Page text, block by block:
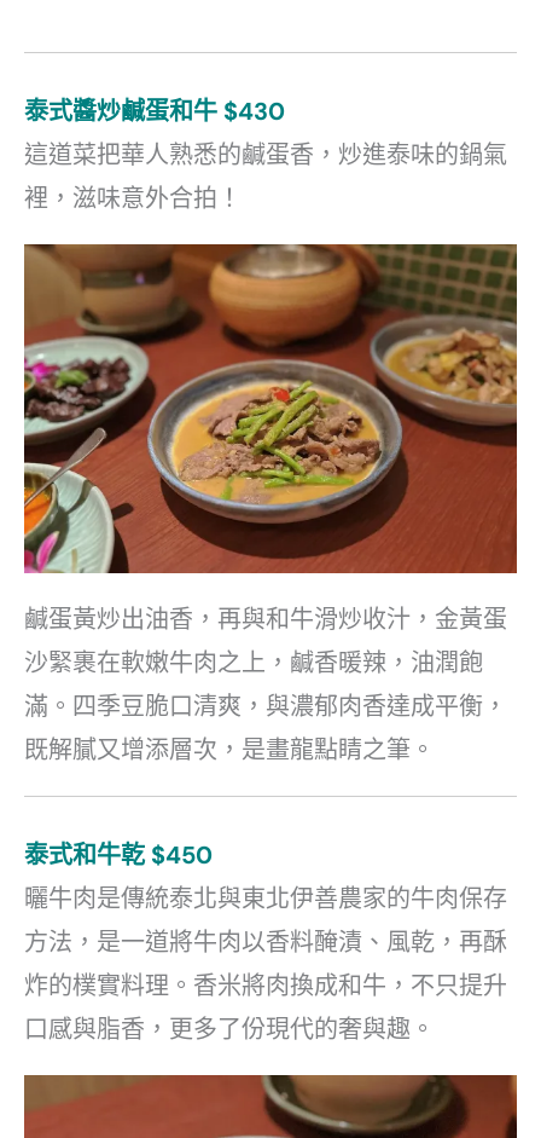
泰式醬炒鹹蛋和牛 $430
這道菜把華人熟悉的鹹蛋香，炒進泰味的鍋氣
裡，滋味意外合拍！
鹹蛋黃炒出油香，再與和牛滑炒收汁，金黃蛋
沙緊裹在軟嫩牛肉之上，鹹香暖辣，油潤飽
滿。四季豆脆口清爽，與濃郁肉香達成平衡，
既解膩又增添層次，是畫龍點睛之筆。
泰式和牛乾 $450
曬牛肉是傳統泰北與東北伊善農家的牛肉保存
方法，是一道將牛肉以香料醃漬、風乾，再酥
炸的樸實料理。香米將肉換成和牛，不只提升
口感與脂香，更多了份現代的奢與趣。